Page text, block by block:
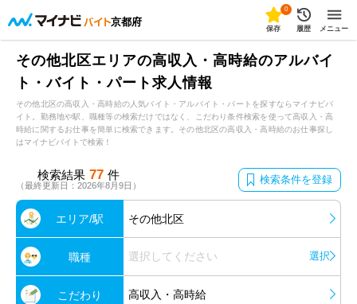
京都府
0
保存 履歴 メニュー
その他北区エリアの高収入・高時給のアルバイ
ト・バイト・パート求人情報
その他北区の高収入・高時給の人気バイト・アルバイト・パートを探すならマイナビバ
イト。勤務地や駅、職種等の検索だけではなく、こだわり条件検索を使って高収入・高
時給に関するお仕事を簡単に検索できます。その他北区の高収入・高時給のお仕事探し
はマイナビバイトで検索！
検索結果 77 件
（最終更新日：2026年8月9日） 検索条件を登録
エリア/駅 その他北区
職種 選択してください 選択
こだわり 高収入・高時給